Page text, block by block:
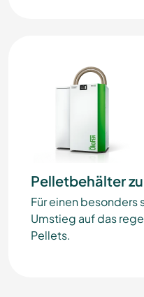
Pelletbehälter
Für einen besonders
Umstieg auf das
Pellets.